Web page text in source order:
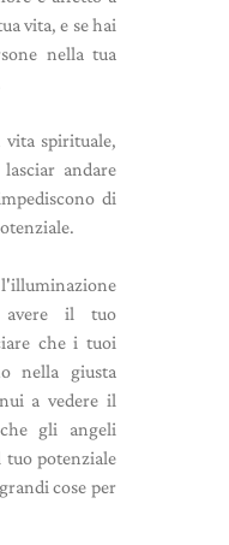
vita, e se hai
nella tua
spirituale,
andare
di
avere il tuo
che i tuoi
nella giusta
a vedere il
gli angeli
potenziale
cose per